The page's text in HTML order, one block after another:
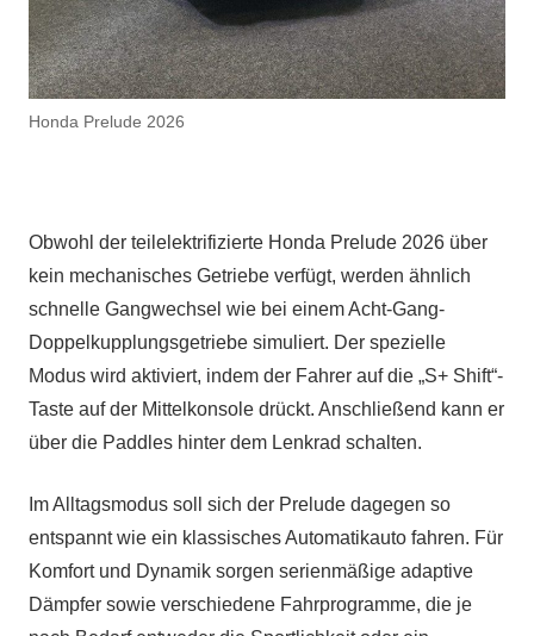
Honda Prelude 2026
Obwohl der teilelektrifizierte Honda Prelude 2026 über
kein mechanisches Getriebe verfügt, werden ähnlich
schnelle Gangwechsel wie bei einem Acht-Gang-
Doppelkupplungsgetriebe simuliert. Der spezielle
Modus wird aktiviert, indem der Fahrer auf die „S+ Shift“-
Taste auf der Mittelkonsole drückt. Anschließend kann er
über die Paddles hinter dem Lenkrad schalten.
Im Alltagsmodus soll sich der Prelude dagegen so
entspannt wie ein klassisches Automatikauto fahren. Für
Komfort und Dynamik sorgen serienmäßige adaptive
Dämpfer sowie verschiedene Fahrprogramme, die je